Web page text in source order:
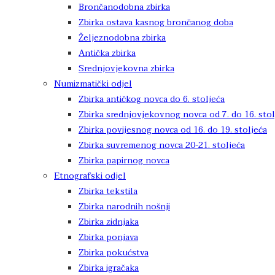
Brončanodobna zbirka
Zbirka ostava kasnog brončanog doba
Željeznodobna zbirka
Antička zbirka
Srednjovjekovna zbirka
Numizmatički odjel
Zbirka antičkog novca do 6. stoljeća
Zbirka srednjovjekovnog novca od 7. do 16.
Zbirka povijesnog novca od 16. do 19. stoljeća
Zbirka suvremenog novca 20-21. stoljeća
Zbirka papirnog novca
Etnografski odjel
Zbirka tekstila
Zbirka narodnih nošnji
Zbirka zidnjaka
Zbirka ponjava
Zbirka pokućstva
Zbirka igračaka